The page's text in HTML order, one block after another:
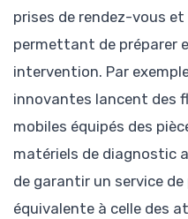
prises de rendez-vous
permettant de préparer
intervention. Par
innovantes lancent des
mobiles équipés des
matériels de diagnostic
de garantir un service
équivalente à celle des